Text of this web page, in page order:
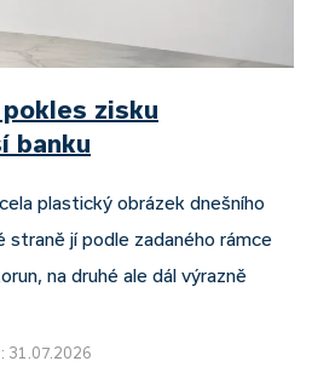
zisku
banku
plastický obrázek dnešního
straně jí podle zadaného rámce
na druhé ale dál výrazně
31.07.2026